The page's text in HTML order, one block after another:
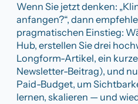
Wenn Sie jetzt denken:
anfangen?“, dann
pragmatischen Einstieg:
Hub, erstellen Sie drei
Longform-Artikel, ein
Newsletter-Beitrag), und
Paid-Budget, um
lernen, skalieren — und